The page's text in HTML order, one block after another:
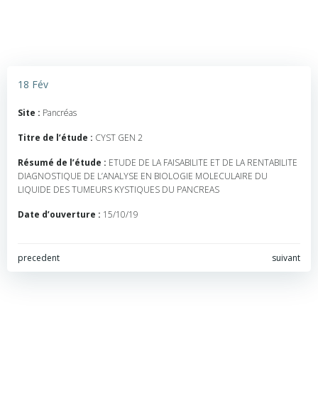
18 Fév
Site : Pancréas
Titre de l’étude : CYST GEN 2
Résumé de l’étude : ETUDE DE LA FAISABILITE ET DE LA RENTABILITE
DIAGNOSTIQUE DE L’ANALYSE EN BIOLOGIE MOLECULAIRE DU
LIQUIDE DES TUMEURS KYSTIQUES DU PANCREAS
Date d’ouverture : 15/10/19
Navigation
precedent suivant